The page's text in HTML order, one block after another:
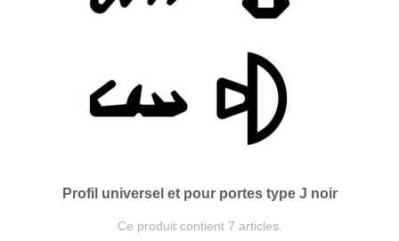
Profil universel et pour portes type J noir
Ce produit contient 7 articles.